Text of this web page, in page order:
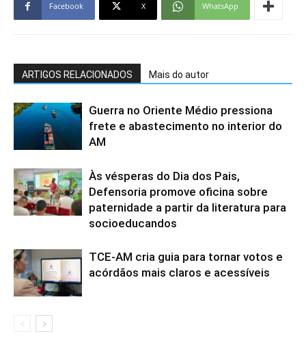
Facebook X WhatsApp
ARTIGOS RELACIONADOS Mais do autor
Guerra no Oriente Médio pressiona
frete e abastecimento no interior do
AM
Às vésperas do Dia dos Pais,
Defensoria promove oficina sobre
paternidade a partir da literatura para
socioeducandos
TCE-AM cria guia para tornar votos e
acórdãos mais claros e acessíveis